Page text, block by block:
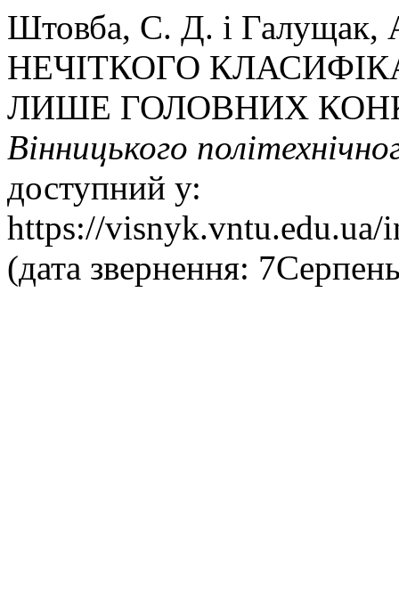
Штовба, С. Д. і
НЕЧІТКОГО
ЛИШЕ ГОЛОВНИХ
Вінницького
доступний у:
https://
(дата звернення: